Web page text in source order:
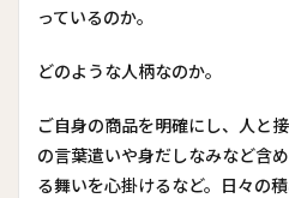
っているのか。
どのような人柄なのか。
ご自身の商品を明確にし、人と
の言葉遣いや身だしなみなど含
る舞いを心掛けるなど。日々の